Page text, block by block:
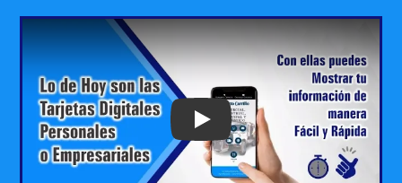
Play: Keynote (Google I/O '18)